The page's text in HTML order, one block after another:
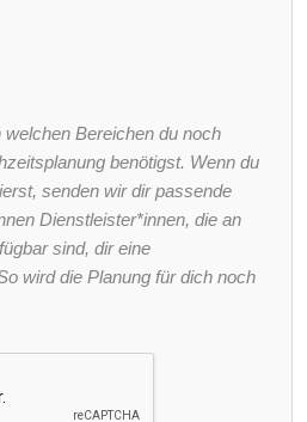
Bereichen du noch
benötigst. Wenn du
senden wir dir passende
Dienstleister*innen, die an
sind, dir eine
wird die Planung für dich noch